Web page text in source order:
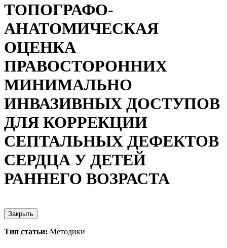
ТОПОГРАФО-
АНАТОМИЧЕСКАЯ
ОЦЕНКА
ПРАВОСТОРОННИХ
МИНИМАЛЬНО
ИНВАЗИВНЫХ ДОСТУПОВ
ДЛЯ КОРРЕКЦИИ
СЕПТАЛЬНЫХ ДЕФЕКТОВ
СЕРДЦА У ДЕТЕЙ
РАННЕГО ВОЗРАСТА
Закрыть
Тип статьи: Методики